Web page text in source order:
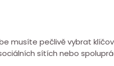
musíte pečlivě vybrat
sítích nebo